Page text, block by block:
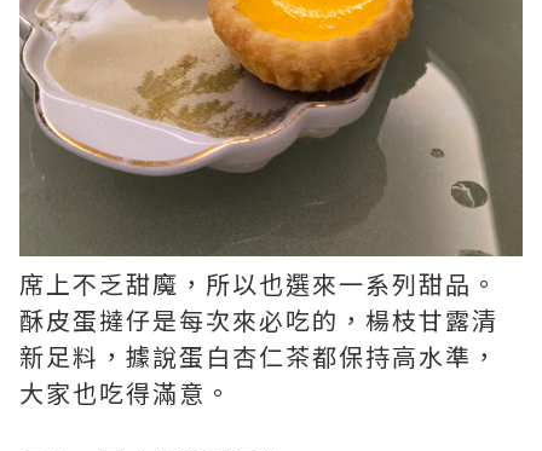
席上不乏甜魔，所以也選來一系列甜品。
酥皮蛋撻仔是每次來必吃的，楊枝甘露清
新足料，據說蛋白杏仁茶都保持高水準，
大家也吃得滿意。